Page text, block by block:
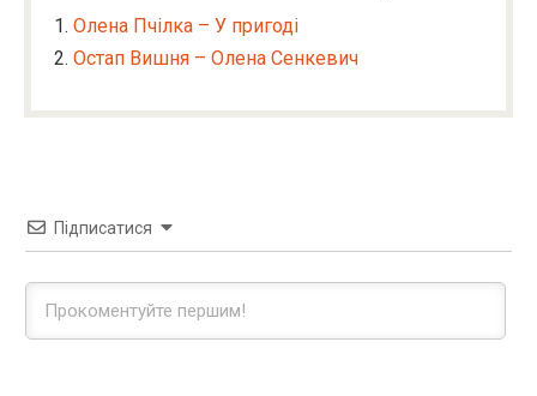
Олена Пчілка – У пригоді
Остап Вишня – Олена Сенкевич
Підписатися